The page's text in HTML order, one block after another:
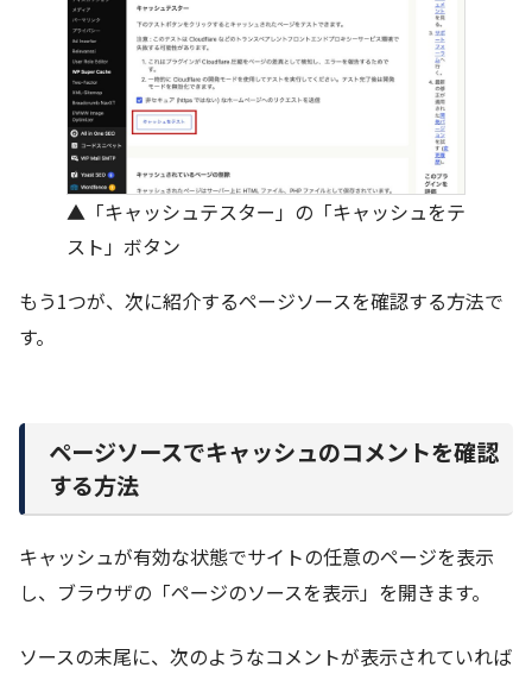
▲「キャッシュテスター」の「キャッシュをテ
スト」ボタン
もう1つが、次に紹介するページソースを確認する方法で
す。
ページソースでキャッシュのコメントを確認
する方法
キャッシュが有効な状態でサイトの任意のページを表示
し、ブラウザの「ページのソースを表示」を開きます。
ソースの末尾に、次のようなコメントが表示されていれば